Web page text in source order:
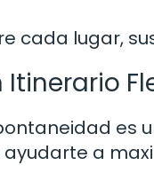
cada lugar,
Itinerario
es
a